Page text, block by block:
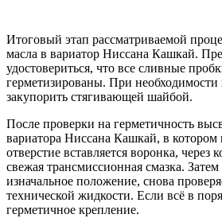
Итоговый этап рассматриваемой
масла в вариатор Ниссана Кашкай.
удостовериться, что все сливные
герметизированы. При
закупорить стягивающей шайбой.
После проверки на герметичность
вариатора Ниссана Кашкай, в
отверстие вставляется воронка, через
свежая трансмиссионная смазка.
изначальное положение, снова
технической жидкости. Если всё в
герметичное крепление.